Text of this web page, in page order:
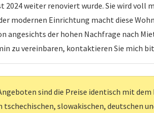
2024 weiter renoviert wurde. Sie wird
modernen Einrichtung macht diese
angesichts der hohen Nachfrage nach
zu vereinbaren, kontaktieren Sie mich
sind die Preise identisch mit
tschechischen, slowakischen, deutschen